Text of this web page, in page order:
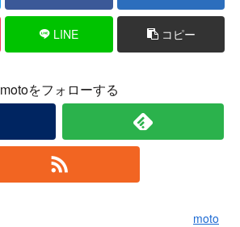
LINE コピー
motoをフォローする
moto